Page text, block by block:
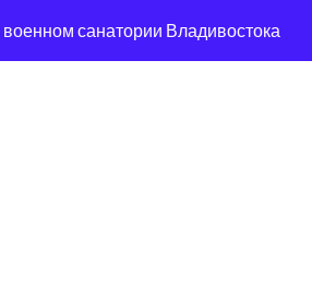
санатории Владивостока
оборонный завод идёт ко дну